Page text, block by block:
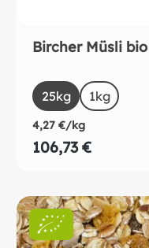
Bircher Müsli bio
Sizeauswählen
25kg 1kg
4,27 €/kg
106,73 €